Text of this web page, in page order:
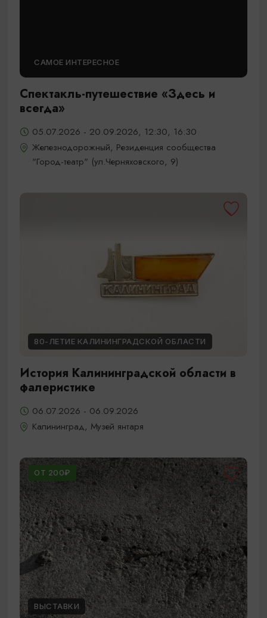
САМОЕ ИНТЕРЕСНОЕ
Спектакль-путешествие «Здесь и
всегда»
05.07.2026 - 20.09.2026, 12:30, 16:30
Железнодорожный, Резиденция сообщества
"Город-театр" (ул.Черняховского, 9)
80-ЛЕТИЕ КАЛИНИНГРАДСКОЙ ОБЛАСТИ
История Калининградской области в
фалеристике
06.07.2026 - 06.09.2026
Калининград, Музей янтаря
ОТ 200₽
ВЫСТАВКИ